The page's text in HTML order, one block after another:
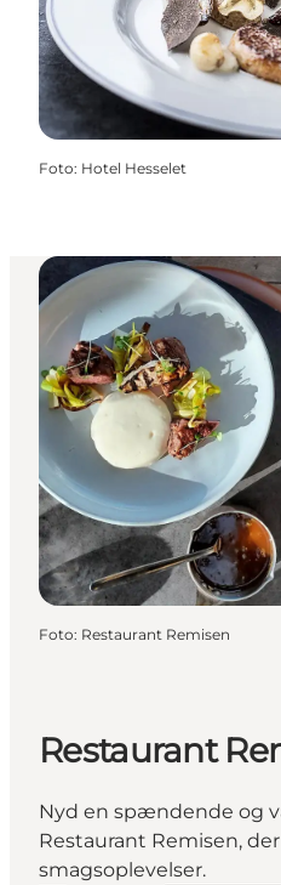
Foto: Hotel Hesselet
Foto: Restaurant Remisen
Restaurant
Nyd en spændende og
Restaurant Remisen,
smagsoplevelser.